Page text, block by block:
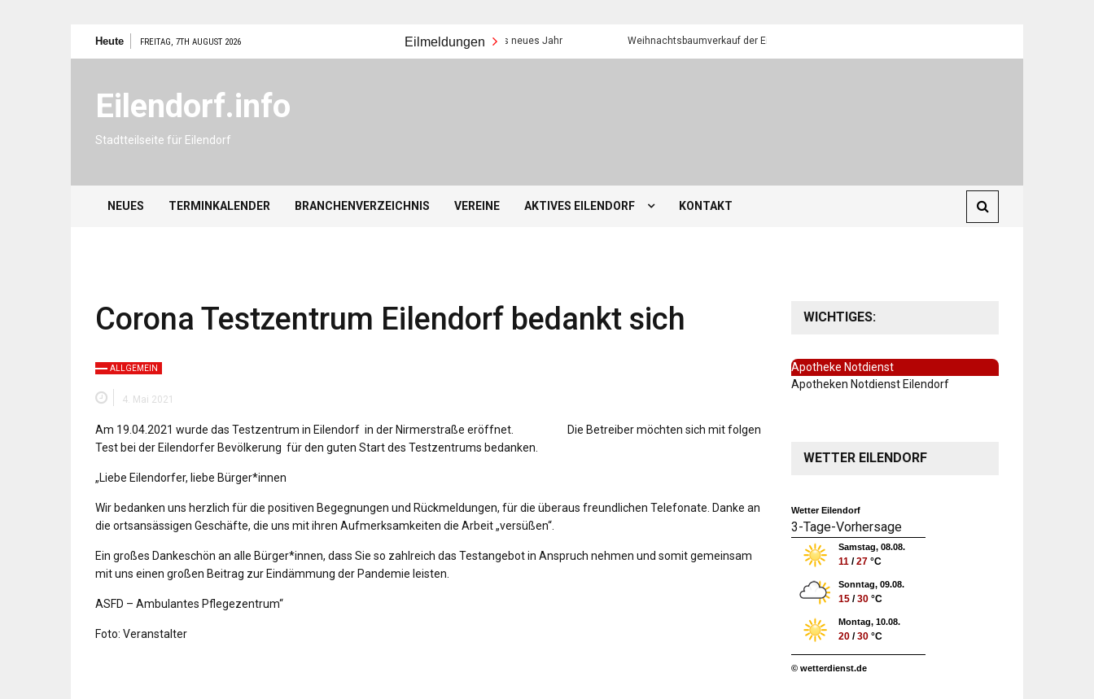
Inhalt
Heute FREITAG, 7TH AUGUST 2026 EilmeldungenFrohes neues Jahr Weihnachtsbaumverkauf der Eilendorfer Pfadfinder
Eilendorf.info
Stadtteilseite für Eilendorf
NEUES TERMINKALENDER BRANCHENVERZEICHNIS VEREINE AKTIVES EILENDORF KONTAKT
Corona Testzentrum Eilendorf bedankt sich
ALLGEMEIN
4. Mai 2021
Am 19.04.2021 wurde das Testzentrum in Eilendorf in der Nirmerstraße eröffnet. Die Betreiber möchten sich mit folgen
Test bei der Eilendorfer Bevölkerung für den guten Start des Testzentrums bedanken.
„Liebe Eilendorfer, liebe Bürger*innen
Wir bedanken uns herzlich für die positiven Begegnungen und Rückmeldungen, für die überaus freundlichen Telefonate. Danke an
die ortsansässigen Geschäfte, die uns mit ihren Aufmerksamkeiten die Arbeit „versüßen“.
Ein großes Dankeschön an alle Bürger*innen, dass Sie so zahlreich das Testangebot in Anspruch nehmen und somit gemeinsam
mit uns einen großen Beitrag zur Eindämmung der Pandemie leisten.
ASFD – Ambulantes Pflegezentrum“
Foto: Veranstalter
WICHTIGES:
Apotheke Notdienst
Apotheken Notdienst Eilendorf
WETTER EILENDORF
Wetter Eilendorf
3-Tage-Vorhersage
Samstag, 08.08.
11 /27 °C
Sonntag, 09.08.
15 /30 °C
Montag, 10.08.
20 /30 °C
© wetterdienst.de